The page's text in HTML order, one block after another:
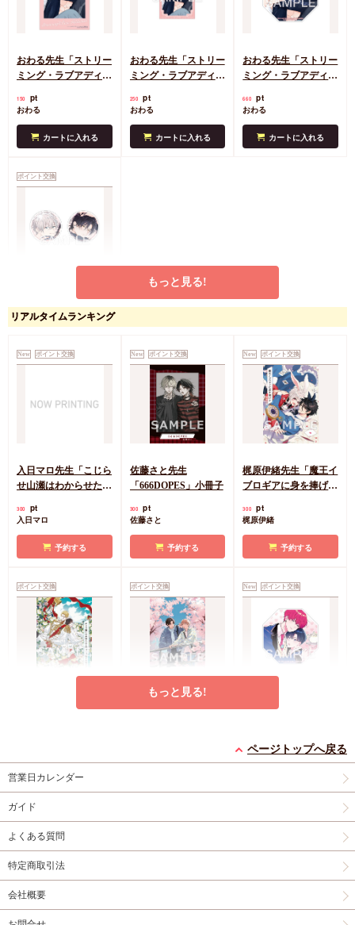
おわる先生「ストリー
ミング・ラブアディク
カード
150 pt
おわる
カートに入れる
おわる先生「ストリー
ミング・ラブアディク
250 pt
おわる
カートに入れる
おわる先生「ストリー
ミング・ラブアディク
スター
660 pt
おわる
カートに入れる
ポイント交換
ミング・ラブアディク
ション」アクリルミニ
ット）
pt
もっと見る!
リアルタイムランキング
New ポイント交換
入日マロ先生「こじら
せ山瀬はわからせた
300 pt
入日マロ
予約する
New ポイント交換
佐藤さと先生
「666DOPES」小冊子
300 pt
佐藤さと
予約する
New ポイント交換
梶原伊緒先生「魔王イ
ブロギアに身を捧げ
300 pt
梶原伊緒
予約する
ポイント交換
カートに入れる
ポイント交換 New ポイント交換
ー
愛葉もーこ
もっと見る!
ページトップへ戻る
営業日カレンダー
ガイド
よくある質問
特定商取引法
会社概要